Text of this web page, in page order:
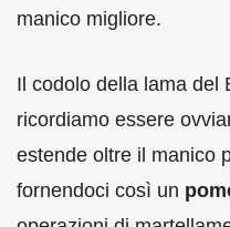
manico migliore.
Il codolo della lama del
ricordiamo essere
estende oltre il manico
fornendoci così un